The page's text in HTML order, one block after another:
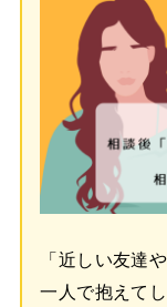
「近しい友達
一人で抱えて